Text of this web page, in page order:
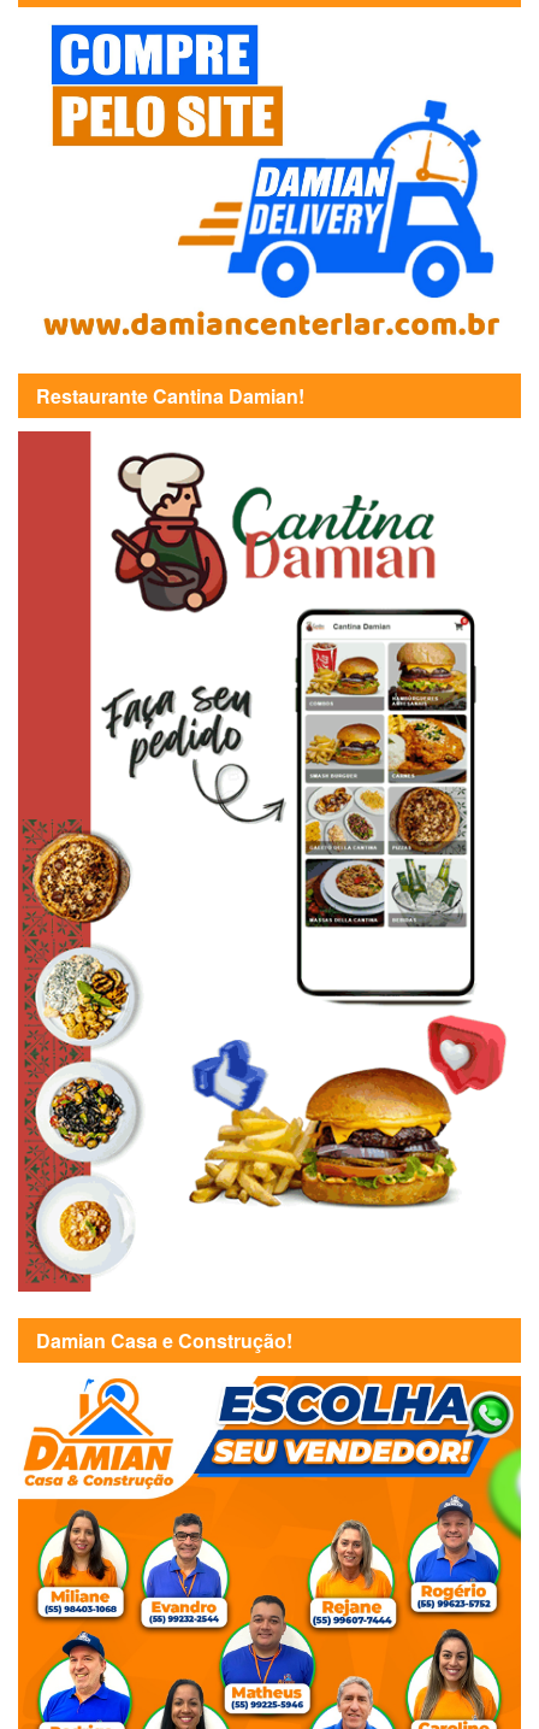
Restaurante Cantina Damian!
Damian Casa e Construção!